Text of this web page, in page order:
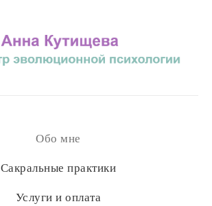
Обо мне
Сакральные практики
Услуги и оплата